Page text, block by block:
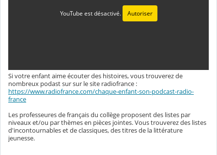
YouTube est désactivé. Autoriser
Si votre enfant aime écouter des histoires, vous trouverez de
nombreux podast sur sur le site radiofrance :
https://www.radiofrance.com/chaque-enfant-son-podcast-radio-
france
Les professeures de français du collège proposent des listes par
niveaux et/ou par thèmes en pièces jointes. Vous trouverez des listes
d'incontournables et de classiques, des titres de la littérature
jeunesse.